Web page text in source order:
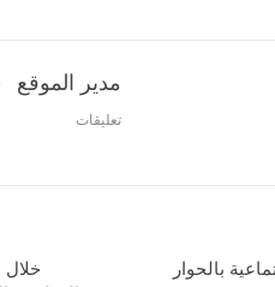
مدير الموقع
تعليقات
خلال
بالحوار